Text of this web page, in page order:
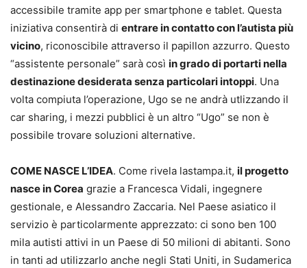
accessibile tramite app per smartphone e tablet. Questa
iniziativa consentirà di entrare in contatto con l’autista più
vicino, riconoscibile attraverso il papillon azzurro. Questo
“assistente personale” sarà così in grado di portarti nella
destinazione desiderata senza particolari intoppi. Una
volta compiuta l’operazione, Ugo se ne andrà utlizzando il
car sharing, i mezzi pubblici è un altro “Ugo” se non è
possibile trovare soluzioni alternative.
COME NASCE L’IDEA. Come rivela lastampa.it, il progetto
nasce in Corea grazie a Francesca Vidali, ingegnere
gestionale, e Alessandro Zaccaria. Nel Paese asiatico il
servizio è particolarmente apprezzato: ci sono ben 100
mila autisti attivi in un Paese di 50 milioni di abitanti. Sono
in tanti ad utilizzarlo anche negli Stati Uniti, in Sudamerica